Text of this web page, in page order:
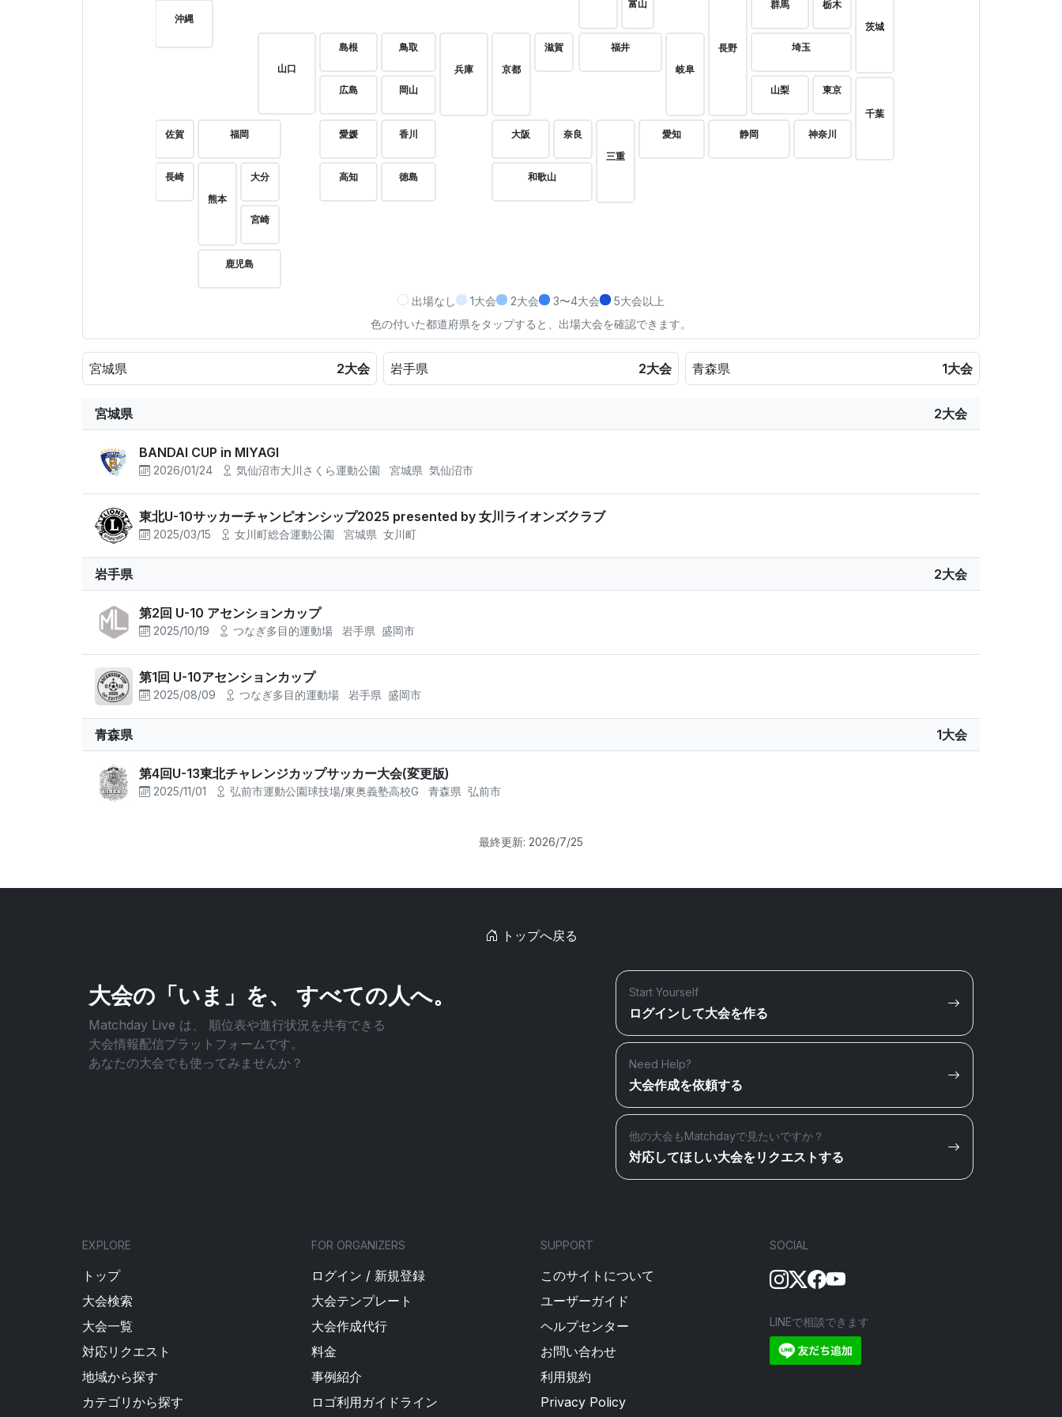
富山
福井 長野
群馬
栃木
茨城
埼玉
千葉
東京
神奈川
山梨
静岡
岐阜
愛知
三重
滋賀
京都
大阪
兵庫
奈良
和歌山
鳥取
島根
岡山
広島
山口
香川
徳島
愛媛
高知
福岡
佐賀
長崎
大分
熊本
宮崎
鹿児島
沖縄
出場なし 1大会 2大会 3〜4大会
5大会以上
色の付いた都道府県をタップすると、出場大会を確認できます。
宮城県 2大会 岩手県 2大会 青森県 1大会
宮城県 2大会
BANDAI CUP in MIYAGI
2026/01/24 気仙沼市⼤川さくら運動公園 宮城県 気仙沼市
東北U-10サッカーチャンピオンシップ2025 presented by 女川ライオンズクラブ
2025/03/15 女川町総合運動公園 宮城県 女川町
岩手県 2大会
第2回 U-10 アセンションカップ
2025/10/19 つなぎ多目的運動場 岩手県 盛岡市
第1回 U-10アセンションカップ
2025/08/09 つなぎ多目的運動場 岩手県 盛岡市
青森県 1大会
第4回U-13東北チャレンジカップサッカー大会(変更版)
2025/11/01 弘前市運動公園球技場/東奥義塾高校G 青森県 弘前市
最終更新: 2026/7/25
トップへ戻る
大会の「いま」を、 すべての人へ。
Matchday Live は、 順位表や進行状況を共有できる
大会情報配信プラットフォームです。
あなたの大会でも使ってみませんか？
Start Yourself
ログインして大会を作る
Need Help?
大会作成を依頼する
他の大会もMatchdayで見たいですか？
対応してほしい大会をリクエストする
EXPLORE
トップ
大会検索
大会一覧
対応リクエスト
地域から探す
カテゴリから探す
FOR ORGANIZERS
ログイン / 新規登録
大会テンプレート
大会作成代行
料金
事例紹介
ロゴ利用ガイドライン
SUPPORT
このサイトについて
ユーザーガイド
ヘルプセンター
お問い合わせ
利用規約
Privacy Policy
SOCIAL
LINEで相談できます